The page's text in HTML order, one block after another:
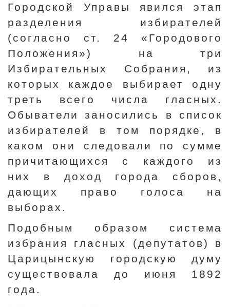
Городской Управы явился этап
разделения избирателей
(согласно ст. 24 «Городового
Положения») на три
Избирательных Собрания, из
которых каждое выбирает одну
треть всего числа гласных.
Обыватели заносились в список
избирателей в том порядке, в
каком они следовали по сумме
причитающихся с каждого из
них в доход города сборов,
дающих право голоса на
выборах.
Подобным образом система
избрания гласных (депутатов) в
Царицынскую городскую думу
существовала до июня 1892
года.